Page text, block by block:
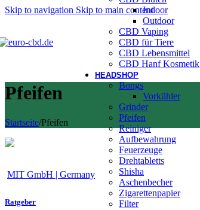
Skip to navigation Skip to main contentIndoor
Outdoor
CBD Vaping
CBD für Tiere
CBD Lebensmittel
CBD Hanf Kosmetik
HEADSHOP
Bongs
Vorkühler
Grinder
Pfeifen
Reiniger
Aufbewahrung
Feuerzeuge
Drehtabletts
Shisha
Aschenbecher
Zigarettenpapier
Filter
Pfeifen
Startseite/Pfeifen
MIT GmbH | Germany
Ratgeber